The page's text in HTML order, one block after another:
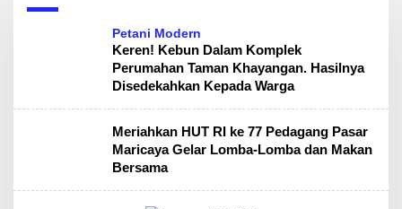
Petani Modern
Keren! Kebun Dalam Komplek
Perumahan Taman Khayangan. Hasilnya
Disedekahkan Kepada Warga
Meriahkan HUT RI ke 77 Pedagang Pasar
Maricaya Gelar Lomba-Lomba dan Makan
Bersama